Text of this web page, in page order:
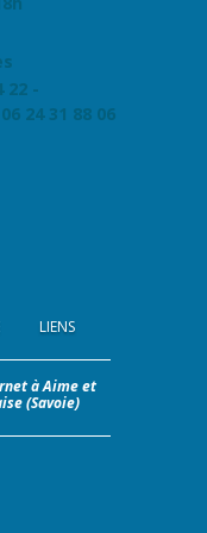
22 -
24 31 88 06
LIENS
à Aime et
(Savoie)